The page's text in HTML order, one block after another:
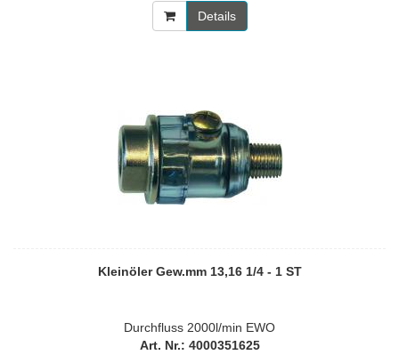
Details
Kleinöler Gew.mm 13,16 1/4 - 1 ST
Durchfluss 2000l/min EWO
Art. Nr.: 4000351625